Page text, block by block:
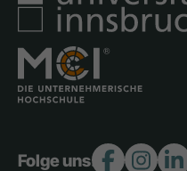
Folge uns: